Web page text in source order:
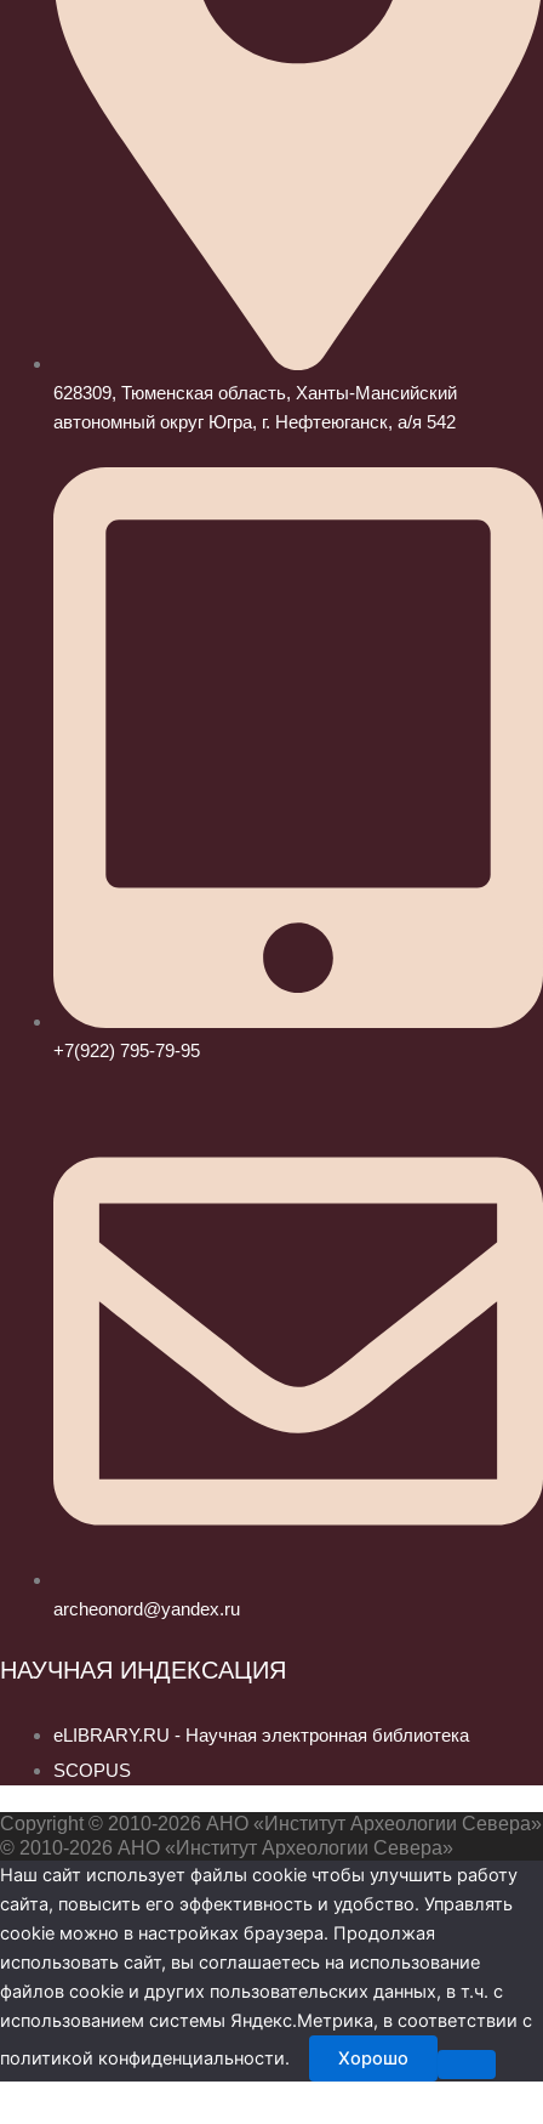
628309, Тюменская область, Ханты-Мансийский
автономный округ Югра, г. Нефтеюганск, а/я 542
+7(922) 795-79-95
archeonord@yandex.ru
НАУЧНАЯ ИНДЕКСАЦИЯ
eLIBRARY.RU - Научная электронная библиотека
SCOPUS
Copyright © 2010-2026 АНО «Институт Археологии Севера»
© 2010-2026 АНО «Институт Археологии Севера»
Наш сайт использует файлы cookie чтобы улучшить работу
сайта, повысить его эффективность и удобство. Управлять
cookie можно в настройках браузера. Продолжая
использовать сайт, вы соглашаетесь на использование
файлов cookie и других пользовательских данных, в т.ч. с
использованием системы Яндекс.Метрика, в соответствии с
политикой конфиденциальности.
Хорошо